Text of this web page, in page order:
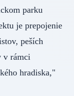
parku
je prepojenie
peších
v rámci
hradiska,"